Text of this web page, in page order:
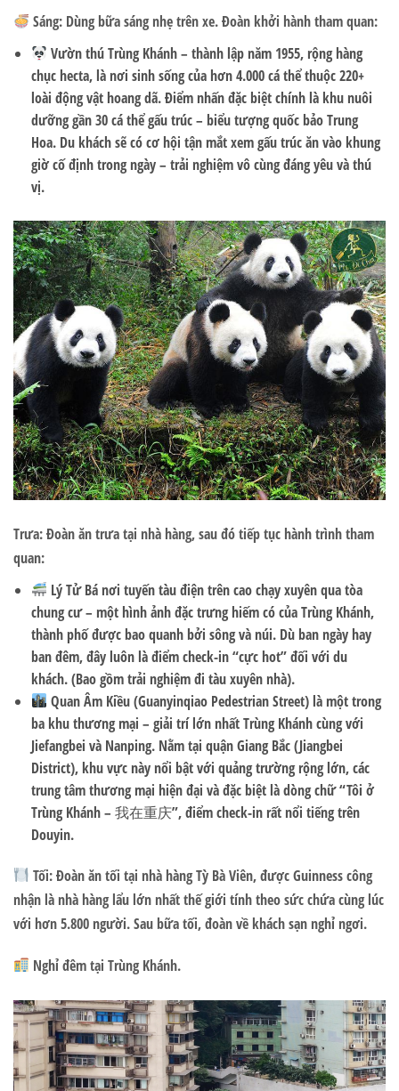
Sáng: Dùng bữa sáng nhẹ trên xe. Đoàn khởi hành tham quan:
Vườn thú Trùng Khánh– thành lập năm 1955, rộng hàng
chục hecta, là nơi sinh sống của hơn 4.000 cá thể thuộc 220+
loài động vật hoang dã. Điểm nhấn đặc biệt chính là khu nuôi
dưỡng gần 30 cá thể gấu trúc – biểu tượng quốc bảo Trung
Hoa. Du khách sẽ có cơ hội tận mắt xem gấu trúc ăn vào khung
giờ cố định trong ngày – trải nghiệm vô cùng đáng yêu và thú
vị.
Trưa:Đoàn ăn trưa tại nhà hàng, sau đó tiếp tục hành trình tham
quan:
Lý Tử Bá nơi tuyến tàu điện trên cao chạy xuyên qua tòa
chung cư – một hình ảnh đặc trưng hiếm có của Trùng Khánh,
thành phố được bao quanh bởi sông và núi. Dù ban ngày hay
ban đêm, đây luôn là điểm check-in “cực hot” đối với du
khách. (Bao gồm trải nghiệm đi tàu xuyên nhà).
Quan Âm Kiều (Guanyinqiao Pedestrian Street) là một trong
ba khu thương mại – giải trí lớn nhất Trùng Khánh cùng với
Jiefangbei và Nanping. Nằm tại quận Giang Bắc (Jiangbei
District), khu vực này nổi bật với quảng trường rộng lớn, các
trung tâm thương mại hiện đại và đặc biệt là dòng chữ “Tôi ở
Trùng Khánh – 我在重庆”, điểm check-in rất nổi tiếng trên
Douyin.
Tối:Đoàn ăn tối tại nhà hàng Tỳ Bà Viên, được Guinness công
nhận là nhà hàng lẩu lớn nhất thế giới tính theo sức chứa cùng lúc
với hơn 5.800 người. Sau bữa tối, đoàn về khách sạn nghỉ ngơi.
Nghỉ đêm tại Trùng Khánh.